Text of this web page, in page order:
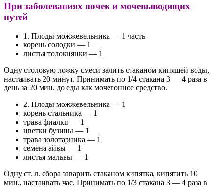
При заболеваниях почек и мочевыводящих
путей
1. Плоды можжевельника — 1 часть
корень солодки — 1
листья толокнянки — 1
Одну столовую ложку смеси залить стаканом кипящей воды,
настаивать 20 минут. Принимать по 1/4 стакана 3 — 4 раза в
день за 20 мин. до еды как мочегонное средство.
2. Плоды можжевельника — 1
корень стальника — 1
трава фиалки — 1
цветки бузины — 1
трава золотарника — 1
семена айвы — 1
листья мальвы — 1
Одну ст. л. сбора заварить стаканом кипятка, кипятить 10
мин., настаивать час. Принимать по 1/3 стакана 3 — 4 раза в